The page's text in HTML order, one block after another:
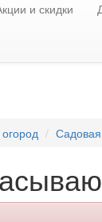
и скидки